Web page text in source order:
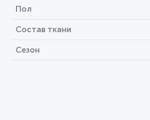
Пол
Состав ткани
Сезон